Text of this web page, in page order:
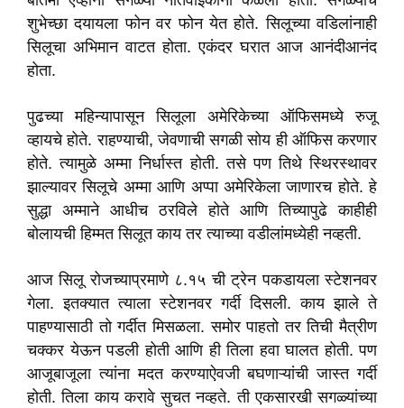
शुभेच्छा दयायला फोन वर फोन येत होते. सिलूच्या वडिलांनाही
सिलूचा अभिमान वाटत होता. एकंदर घरात आज आनंदीआनंद
होता.
पुढच्या महिन्यापासून सिलूला अमेरिकेच्या ऑफिसमध्ये रुजू
व्हायचे होते. राहण्याची, जेवणाची सगळी सोय ही ऑफिस करणार
होते. त्यामुळे अम्मा निर्धास्त होती. तसे पण तिथे स्थिरस्थावर
झाल्यावर सिलूचे अम्मा आणि अप्पा अमेरिकेला जाणारच होते. हे
सुद्धा अम्माने आधीच ठरविले होते आणि तिच्यापुढे काहीही
बोलायची हिम्मत सिलूत काय तर त्याच्या वडीलांमध्येही नव्हती.
आज सिलू रोजच्याप्रमाणे ८.१५ ची ट्रेन पकडायला स्टेशनवर
गेला. इतक्यात त्याला स्टेशनवर गर्दी दिसली. काय झाले ते
पाहण्यासाठी तो गर्दीत मिसळला. समोर पाहतो तर तिची मैत्रीण
चक्कर येऊन पडली होती आणि ही तिला हवा घालत होती. पण
आजूबाजूला त्यांना मदत करण्याऐवजी बघणाऱ्यांची जास्त गर्दी
होती. तिला काय करावे सुचत नव्हते. ती एकसारखी सगळ्यांच्या